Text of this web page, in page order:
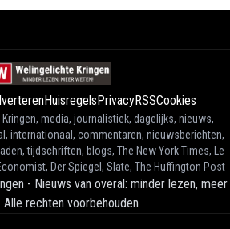
HuisregelsPrivacyRSSCookies
media, journalistiek, dagelijks, nieuws,
internationaal, commentaren, nieuwsberichten,
tijdschriften, blogs, The New York Times, Le
Der Spiegel, Slate, The Huffington Post
- Nieuws van overal: minder lezen, meer
Alle rechten voorbehouden